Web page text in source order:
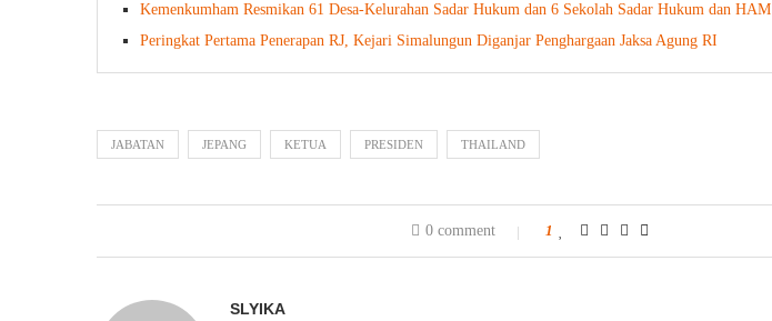
Kemenkumham Resmikan 61 Desa-Kelurahan Sadar Hukum dan 6 Sekolah Sadar Hukum dan HAM
Peringkat Pertama Penerapan RJ, Kejari Simalungun Diganjar Penghargaan Jaksa Agung RI
JABATAN JEPANG KETUA PRESIDEN THAILAND
0 comment 1
SLYIKA